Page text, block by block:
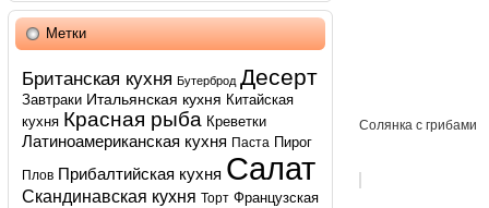
Метки
Британская кухня Бутерброд Десерт
Завтраки Итальянская кухня Китайская
кухня Красная рыба Креветки
Латиноамериканская кухня Паста Пирог
Плов Прибалтийская кухня Салат
Скандинавская кухня Торт Французская
Солянка с грибами